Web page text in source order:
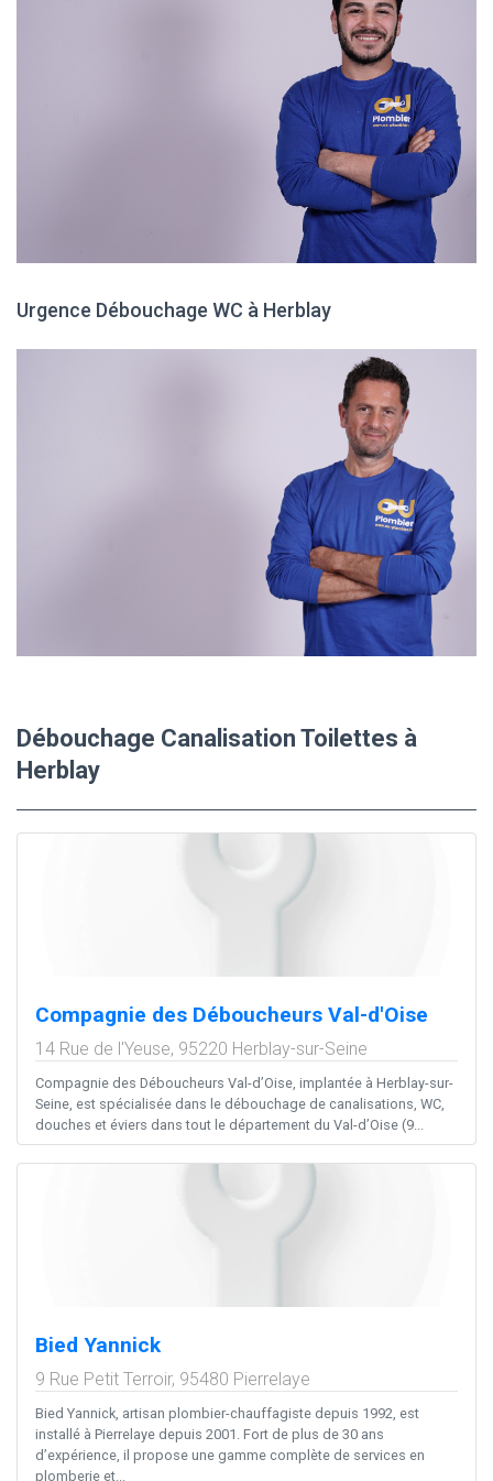
Urgence Débouchage WC à Herblay
Débouchage Canalisation Toilettes à
Herblay
Compagnie des Déboucheurs Val-d'Oise
14 Rue de l'Yeuse, 95220 Herblay-sur-Seine
Compagnie des Déboucheurs Val-d’Oise, implantée à Herblay-sur-
Seine, est spécialisée dans le débouchage de canalisations, WC,
douches et éviers dans tout le département du Val-d’Oise (9...
Bied Yannick
9 Rue Petit Terroir, 95480 Pierrelaye
Bied Yannick, artisan plombier-chauffagiste depuis 1992, est
installé à Pierrelaye depuis 2001. Fort de plus de 30 ans
d’expérience, il propose une gamme complète de services en
plomberie et...